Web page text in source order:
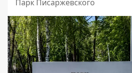
Парк Писаржевского